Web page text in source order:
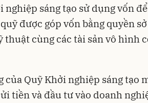
sáng tạo sử dụng vốn
được góp vốn bằng quyền
thuật cùng các tài sản vô hình
Quỹ Khởi nghiệp sáng tạo
tiền và đầu tư vào doanh